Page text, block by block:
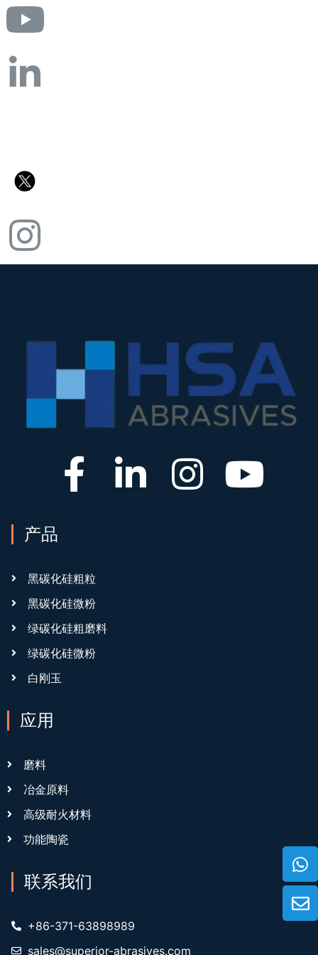
产品
黑碳化硅粗粒
黑碳化硅微粉
绿碳化硅粗磨料
绿碳化硅微粉
白刚玉
应用
磨料
冶金原料
高级耐火材料
功能陶瓷
联系我们
+86-371-63898989
sales@superior-abrasives.com